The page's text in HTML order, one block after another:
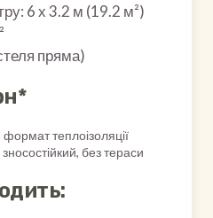
6 х 3.2 м (19.2 м²)
пряма)
теплоізоляції
без тераси